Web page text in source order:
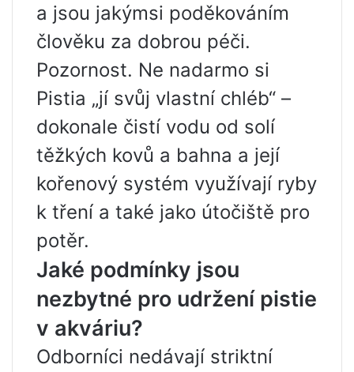
a jsou jakýmsi poděkováním
člověku za dobrou péči.
Pozornost. Ne nadarmo si
Pistia „jí svůj vlastní chléb“ –
dokonale čistí vodu od solí
těžkých kovů a bahna a její
kořenový systém využívají ryby
k tření a také jako útočiště pro
potěr.
Jaké podmínky jsou
nezbytné pro udržení pistie
v akváriu?
Odborníci nedávají striktní